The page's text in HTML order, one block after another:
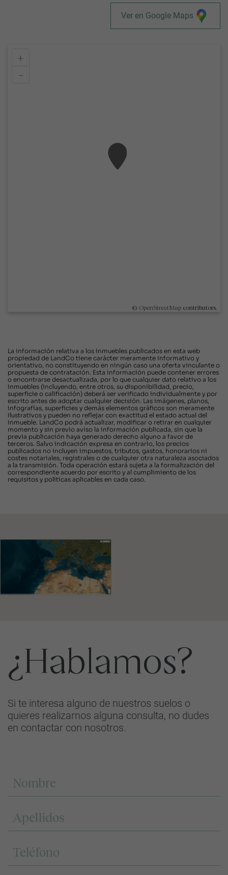
Ver en Google Maps
+
–
© OpenStreetMap contributors.
La información relativa a los inmuebles publicados en esta web
propiedad de LandCo tiene carácter meramente informativo y
orientativo, no constituyendo en ningún caso una oferta vinculante o
propuesta de contratación. Esta información puede contener errores
o encontrarse desactualizada, por lo que cualquier dato relativo a los
inmuebles (incluyendo, entre otros, su disponibilidad, precio,
superficie o calificación) deberá ser verificado individualmente y por
escrito antes de adoptar cualquier decisión. Las imágenes, planos,
infografías, superficies y demás elementos gráficos son meramente
ilustrativos y pueden no reflejar con exactitud el estado actual del
inmueble. LandCo podrá actualizar, modificar o retirar en cualquier
momento y sin previo aviso la información publicada, sin que la
previa publicación haya generado derecho alguno a favor de
terceros. Salvo indicación expresa en contrario, los precios
publicados no incluyen impuestos, tributos, gastos, honorarios ni
costes notariales, registrales o de cualquier otra naturaleza asociados
a la transmisión. Toda operación estará sujeta a la formalización del
correspondiente acuerdo por escrito y al cumplimiento de los
requisitos y políticas aplicables en cada caso.
¿Hablamos?
Si te interesa alguno de nuestros suelos o
quieres realizarnos alguna consulta, no dudes
en contactar con nosotros.